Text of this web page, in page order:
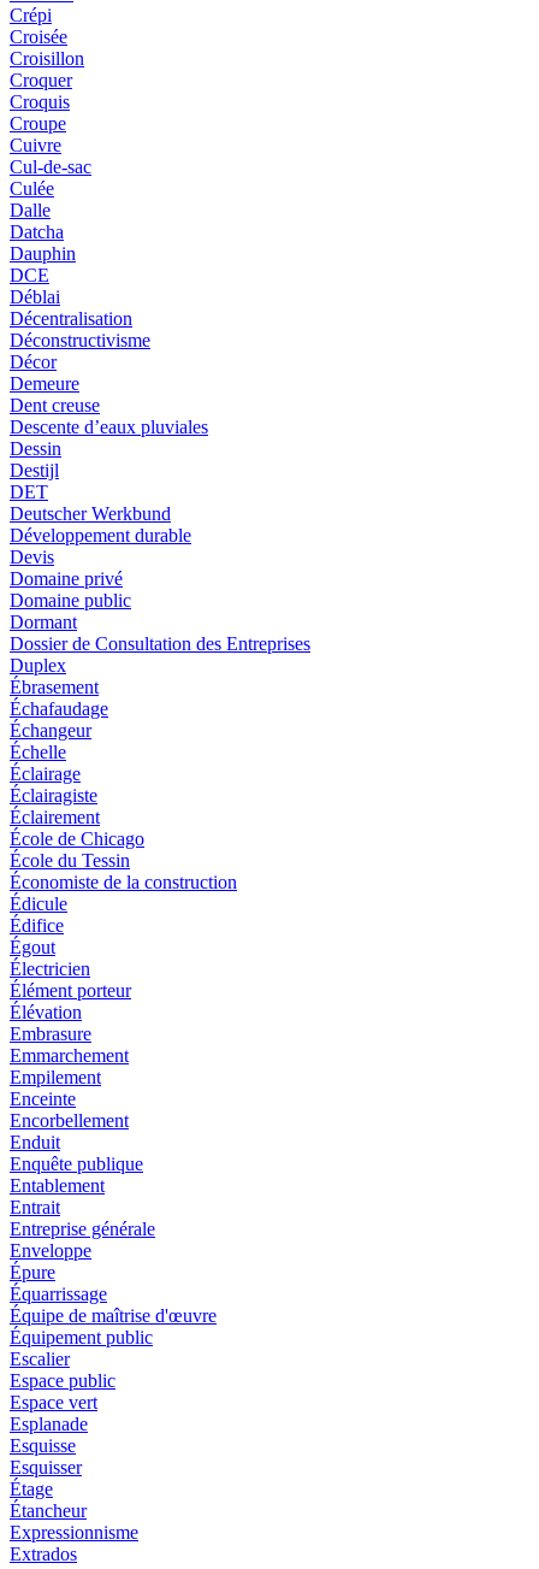
Crépi
Croisée
Croisillon
Croquer
Croquis
Croupe
Cuivre
Cul-de-sac
Culée
Dalle
Datcha
Dauphin
DCE
Déblai
Décentralisation
Déconstructivisme
Décor
Demeure
Dent creuse
Descente d’eaux pluviales
Dessin
Destijl
DET
Deutscher Werkbund
Développement durable
Devis
Domaine privé
Domaine public
Dormant
Dossier de Consultation des Entreprises
Duplex
Ébrasement
Échafaudage
Échangeur
Échelle
Éclairage
Éclairagiste
Éclairement
École de Chicago
École du Tessin
Économiste de la construction
Édicule
Édifice
Égout
Électricien
Élément porteur
Élévation
Embrasure
Emmarchement
Empilement
Enceinte
Encorbellement
Enduit
Enquête publique
Entablement
Entrait
Entreprise générale
Enveloppe
Épure
Équarrissage
Équipe de maîtrise d'œuvre
Équipement public
Escalier
Espace public
Espace vert
Esplanade
Esquisse
Esquisser
Étage
Étancheur
Expressionnisme
Extrados